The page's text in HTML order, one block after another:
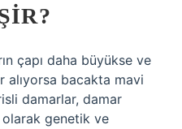
çapı daha büyükse ve
alıyorsa bacakta mavi
damarlar, damar
olarak genetik ve